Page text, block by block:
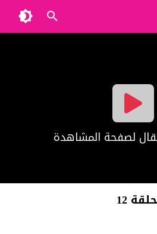
لصفحة المشاهدة
12